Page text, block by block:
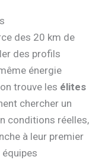
des 20 km de
des profils
énergie
trouve les élites
chercher un
conditions réelles,
à leur premier